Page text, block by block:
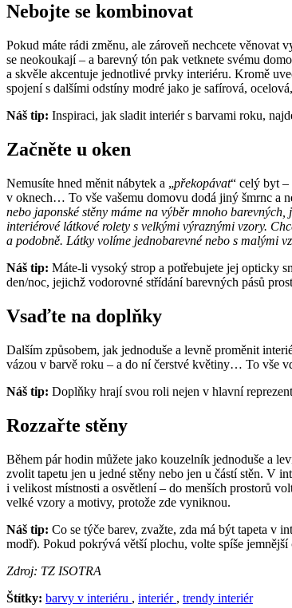
Nebojte se kombinovat
Pokud máte rádi změnu, ale zároveň nechcete věnovat
se neokoukají – a barevný tón pak vetknete svému
a skvěle akcentuje jednotlivé prvky interiéru. Kromě
spojení s dalšími odstíny modré jako je safírová,
Náš tip: Inspiraci, jak sladit interiér s barvami roku,
Začněte u oken
Nemusíte hned měnit nábytek a „překopávat“ celý byt –
v oknech… To vše vašemu domovu dodá jiný šmrnc a
nebo japonské stěny máme na výběr mnoho
interiérové látkové rolety s velkými výraznými vzory.
a podobně. Látky volíme jednobarevné nebo s malými
Náš tip: Máte-li vysoký strop a potřebujete jej opticky
den/noc, jejichž vodorovné střídání barevných pásů
Vsaďte na doplňky
Dalším způsobem, jak jednoduše a levně proměnit
vázou v barvě roku – a do ní čerstvé květiny… To vše
Náš tip: Doplňky hrají svou roli nejen v hlavní
Rozzařte stěny
Během pár hodin můžete jako kouzelník jednoduše a
zvolit tapetu jen u jedné stěny nebo jen u částí stěn. V
i velikost místnosti a osvětlení – do menších prostorů
velké vzory a motivy, protože zde vyniknou.
Náš tip: Co se týče barev, zvažte, zda má být tapeta v
modř). Pokud pokrývá větší plochu, volte spíše
Zdroj: TZ ISOTRA
Štítky: barvy v interiéru , interiér , trendy interiér